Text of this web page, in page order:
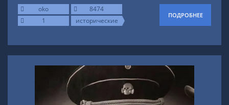
oko
8474
1
исторические
ПОДРОБНЕЕ